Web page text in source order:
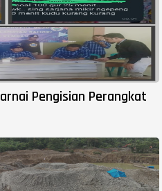
Pengisian Perangkat